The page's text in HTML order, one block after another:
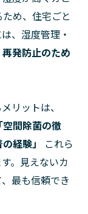
め、住宅ごと
、湿度管理・
再発防止のため
リットは、
空間除菌の徹
経験」
これら
。見えないカ
最も信頼でき